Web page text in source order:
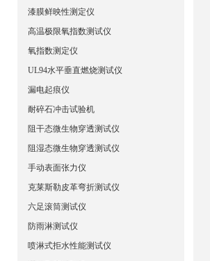
漆膜鲜映性测定仪
高温极限氧指数测试仪
氧指数测定仪
UL94水平垂直燃烧测试仪
漏电起痕仪
耐碎石冲击试验机
阻干态微生物穿透测试仪
阻湿态微生物穿透测试仪
手动表面张力仪
克莱斯勒皮革弯折测试仪
六足滚筒测试仪
防雨淋测试仪
喷淋式拒水性能测试仪